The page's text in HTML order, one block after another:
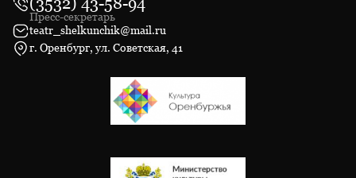
Пресс-секретарь
teatr_shelkunchik@mail.ru
г. Оренбург, ул. Советская, 41